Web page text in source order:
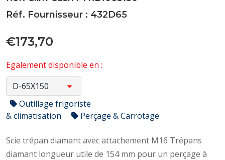
Réf. Fournisseur : 432D65
€173,70
Egalement disponible en :
Outillage frigoriste
& climatisation
Perçage & Carrotage
Scie trépan diamant avec attachement M16 Trépans
diamant longueur utile de 154 mm pour un perçage à